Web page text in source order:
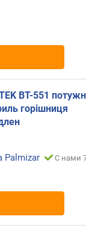
BT-551
горішниця
Palmizar С нами